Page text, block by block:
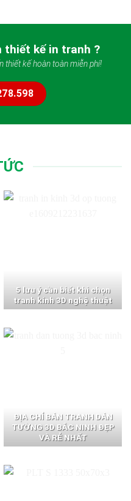
thiết kế in tranh ?
thiết kế hoàn toàn miễn phí!
5 lưu ý cần biết khi chọn
tranh kính 3D nghệ thuật
ĐỊA CHỈ BÁN TRANH DÁN
TƯỜNG 3D BẮC NINH ĐẸP
VÀ RẺ NHẤT